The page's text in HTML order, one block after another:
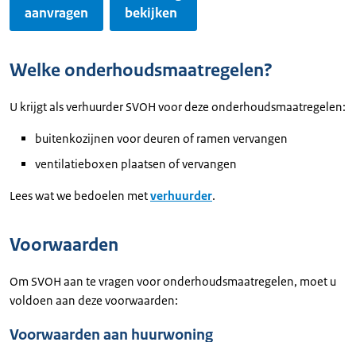
aanvragen
bekijken
Welke onderhoudsmaatregelen?
U krijgt als verhuurder SVOH voor deze onderhoudsmaatregelen:
buitenkozijnen voor deuren of ramen vervangen
ventilatieboxen plaatsen of vervangen
Lees wat we bedoelen metverhuurder.
Voorwaarden
Om SVOH aan te vragen voor onderhoudsmaatregelen, moet u
voldoen aan deze voorwaarden:
Voorwaarden aan huurwoning